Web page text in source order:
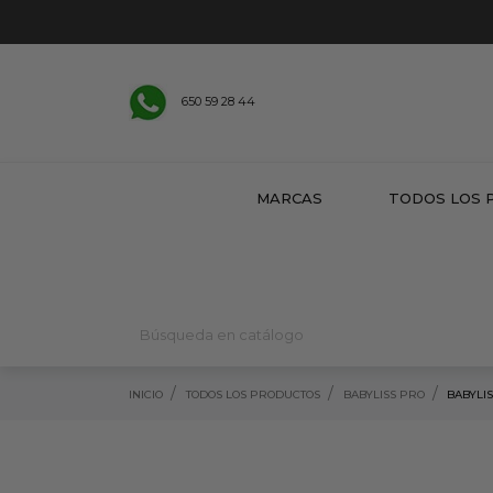
650 59 28 44
MARCAS TODOS LOS
INICIO TODOS LOS PRODUCTOS BABYLISS PRO